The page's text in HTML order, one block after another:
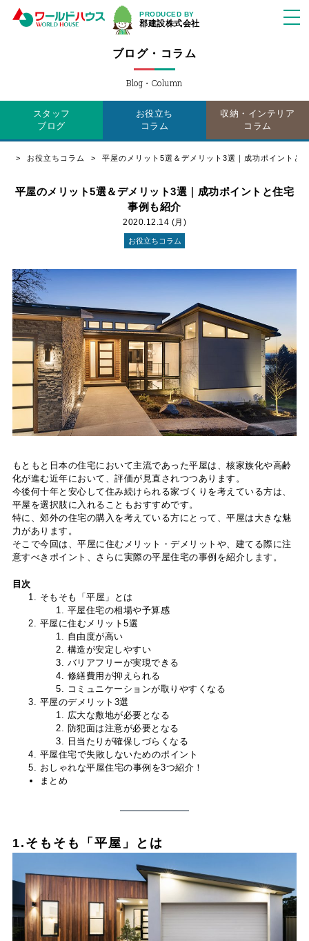
PRODUCED BY
郡建設株式会社
ブログ・コラム
Blog・Column
スタッフ
ブログ
お役立ち
コラム
収納・インテリア
コラム
お役立ちコラム 平屋のメリット5選＆デメリット3選｜成功ポイントと
平屋のメリット5選＆デメリット3選｜成功ポイントと住宅
事例も紹介
2020.12.14 (月)
お役立ちコラム
もともと日本の住宅において主流であった平屋は、核家族化や高齢
化が進む近年において、評価が見直されつつあります。
今後何十年と安心して住み続けられる家づくりを考えている方は、
平屋を選択肢に入れることもおすすめです。
特に、郊外の住宅の購入を考えている方にとって、平屋は大きな魅
力があります。
そこで今回は、平屋に住むメリット・デメリットや、建てる際に注
意すべきポイント、さらに実際の平屋住宅の事例を紹介します。
目次
そもそも「平屋」とは
平屋住宅の相場や予算感
平屋に住むメリット5選
自由度が高い
構造が安定しやすい
バリアフリーが実現できる
修繕費用が抑えられる
コミュニケーションが取りやすくなる
平屋のデメリット3選
広大な敷地が必要となる
防犯面は注意が必要となる
日当たりが確保しづらくなる
平屋住宅で失敗しないためのポイント
おしゃれな平屋住宅の事例を3つ紹介！
まとめ
1.そもそも「平屋」とは